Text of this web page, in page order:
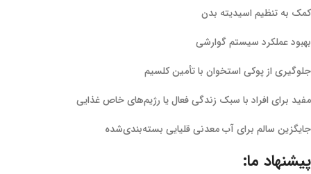
کمک به تنظیم اسیدیته بدن
بهبود عملکرد سیستم گوارشی
جلوگیری از پوکی استخوان با تأمین کلسیم
مفید برای افراد با سبک زندگی فعال یا رژیم‌های خاص غذایی
جایگزین سالم برای آب معدنی قلیایی بسته‌بندی‌شده
پیشنهاد ما: